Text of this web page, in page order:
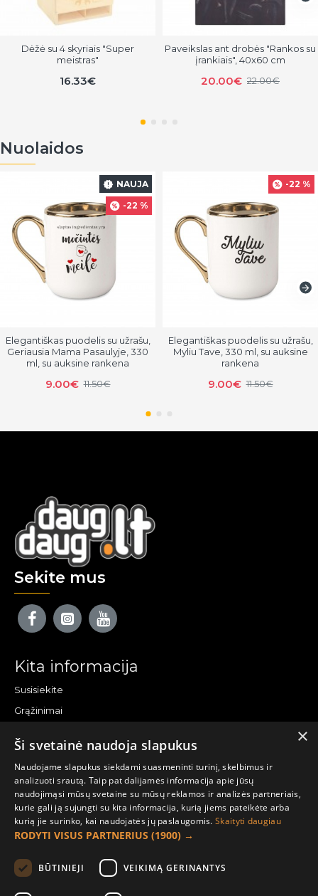
Dėžė su 4 skyriais "Super
meistras"
16.33€
Paveikslas ant drobės "Rankos su
įrankiais", 40x60 cm
20.00€ 22.00€
Nuolaidos
NAUJA
-22 %
Elegantiškas puodelis su užrašu,
Geriausia Mama Pasaulyje, 330
ml, su auksine rankena
9.00€ 11.50€
-22 %
Elegantiškas puodelis su užrašu,
Myliu Tave, 330 ml, su auksine
rankena
9.00€ 11.50€
Sekite mus
Kita informacija
Susisiekite
Grąžinimai
Pirkėjo paskyra
Mano paskyra
Užsakymai
Naujienlaiškiai
Informacija užsakovui
Apie mus
×
Ši svetainė naudoja slapukus
Naudojame slapukus siekdami suasmeninti turinį, skelbimus ir
analizuoti srautą. Taip pat dalijamės informacija apie jūsų
naudojimąsi mūsų svetaine su mūsų reklamos ir analizės partneriais,
kurie gali ją sujungti su kita informacija, kurią jiems pateikėte arba
kurią jie surinko, kai naudojatės jų paslaugomis.Skaityti daugiau
RODYTI VISUS PARTNERIUS (1900) →
BŪTINIEJI VEIKIMĄ GERINANTYS